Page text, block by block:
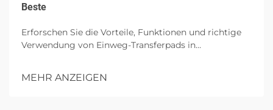
Beste
Erforschen Sie die Vorteile, Funktionen und richtige
Verwendung von Einweg-Transferpads in
hochgradiger Absorption eingegangen wird.
MEHR ANZEIGEN